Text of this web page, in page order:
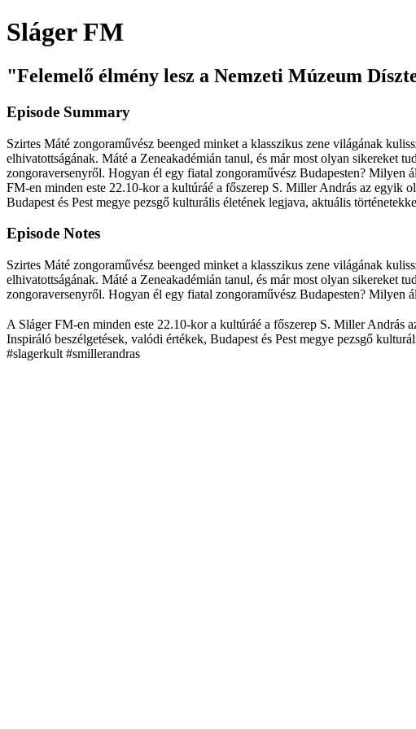
Sláger FM
"Felemelő élmény lesz a Nemzeti Múzeum
Episode Summary
Szirtes Máté zongoraművész beenged minket a klasszikus zene világának
elhivatottságának. Máté a Zeneakadémián tanul, és már most olyan sikereket
zongoraversenyről. Hogyan él egy fiatal zongoraművész Budapesten? Milyen
FM-en minden este 22.10-kor a kultúráé a főszerep S. Miller András az egyik
Budapest és Pest megye pezsgő kulturális életének legjava, aktuális
Episode Notes
Szirtes Máté zongoraművész beenged minket a klasszikus zene világának
elhivatottságának. Máté a Zeneakadémián tanul, és már most olyan sikereket
zongoraversenyről. Hogyan él egy fiatal zongoraművész Budapesten? Milyen
A Sláger FM-en minden este 22.10-kor a kultúráé a főszerep S. Miller András
Inspiráló beszélgetések, valódi értékek, Budapest és Pest megye pezsgő
#slagerkult #smillerandras